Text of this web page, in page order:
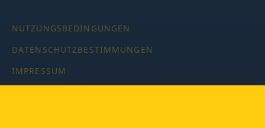
NUTZUNGSBEDINGUNGEN
DATENSCHUTZBESTIMMUNGEN
IMPRESSUM